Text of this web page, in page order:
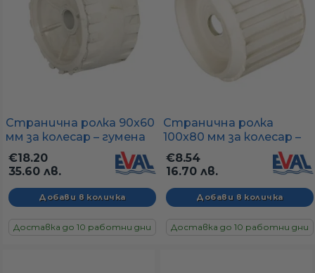
Странична ролка 90x60
мм за колесар – гумена
ролка Ø17 мм
€18.20
35.60 лв.
Доставка до 10 работни дни
Странична ролка
100x80 мм за колесар –
широка ролка Ø17 мм за
лодка
€8.54
16.70 лв.
Доставка до 10 работни дни